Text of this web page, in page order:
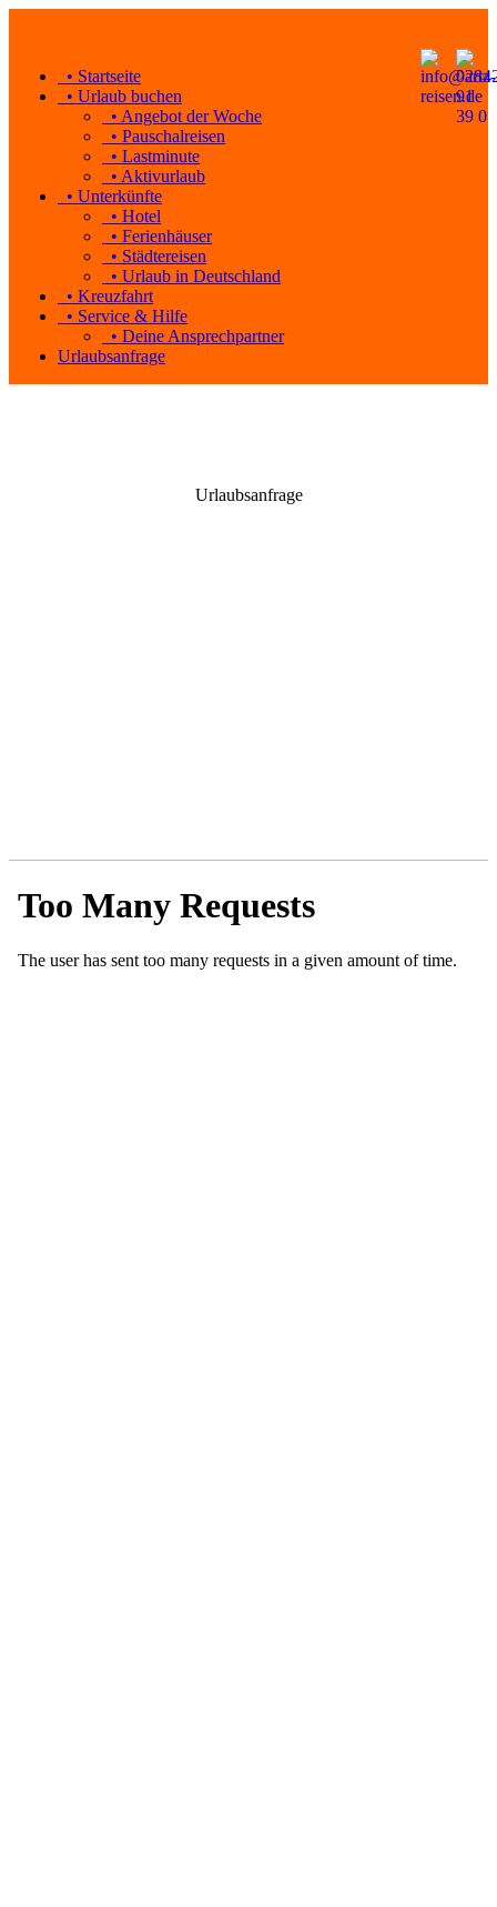
• Startseite
• Urlaub buchen
• Angebot der Woche
• Pauschalreisen
• Lastminute
• Aktivurlaub
• Unterkünfte
• Hotel
• Ferienhäuser
• Städtereisen
• Urlaub in Deutschland
• Kreuzfahrt
• Service & Hilfe
• Deine Ansprechpartner
Urlaubsanfrage
Urlaubsanfrage